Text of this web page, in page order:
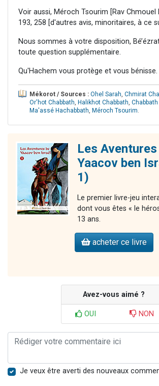
Voir aussi, Méroch Tsourim [Rav Chmouel
193, 258 [d'autres avis, minoritaires, à ce
Nous sommes à votre disposition,
toute question supplémentaire.
Qu'Hachem vous protège et vous bénisse.
Mékorot / Sources : Ohel Sarah, Chmirat
Or'hot Chabbath, Halikhot Chabbath,
Ma'assé Hachabbath, Méroch Tsourim.
Les
Yaacov ben
1)
Le premier livre-jeu
dont vous êtes « le
13 ans.
acheter ce livre
Avez-vous aimé ?
OUI NON
Je veux être averti des nouveaux